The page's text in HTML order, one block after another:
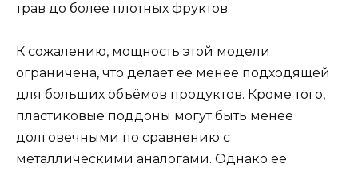
трав до более плотных фруктов.
К сожалению, мощность этой модели
ограничена, что делает её менее подходящей
для больших объёмов продуктов. Кроме того,
пластиковые поддоны могут быть менее
долговечными по сравнению с
металлическими аналогами. Однако её